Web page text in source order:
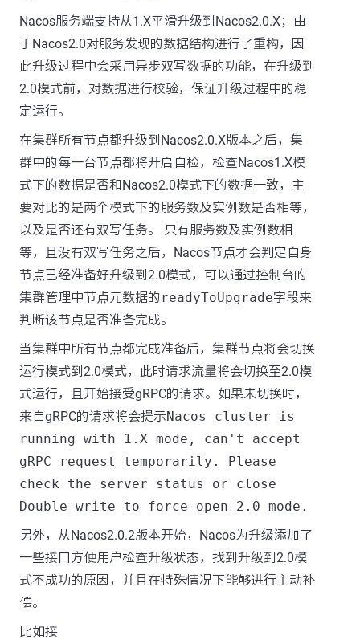
Nacos服务端支持从1.X平滑升级到Nacos2.0.X；由
于Nacos2.0对服务发现的数据结构进行了重构，因
此升级过程中会采用异步双写数据的功能，在升级到
2.0模式前，对数据进行校验，保证升级过程中的稳
定运行。
在集群所有节点都升级到Nacos2.0.X版本之后，集
群中的每一台节点都将开启自检，检查Nacos1.X模
式下的数据是否和Nacos2.0模式下的数据一致，主
要对比的是两个模式下的服务数及实例数是否相等，
以及是否还有双写任务。 只有服务数及实例数相
等，且没有双写任务之后，Nacos节点才会判定自身
节点已经准备好升级到2.0模式，可以通过控制台的
集群管理中节点元数据的readyToUpgrade字段来
判断该节点是否准备完成。
当集群中所有节点都完成准备后，集群节点将会切换
运行模式到2.0模式，此时请求流量将会切换至2.0模
式运行，且开始接受gRPC的请求。如果未切换时，
来自gRPC的请求将会提示Nacos cluster is
running with 1.X mode, can't accept
gRPC request temporarily. Please
check the server status or close
Double write to force open 2.0 mode.
另外，从Nacos2.0.2版本开始，Nacos为升级添加了
一些接口方便用户检查升级状态，找到升级到2.0模
式不成功的原因，并且在特殊情况下能够进行主动补
偿。
比如接